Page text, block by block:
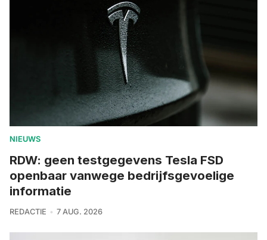
NIEUWS
RDW: geen testgegevens Tesla FSD
openbaar vanwege bedrijfsgevoelige
informatie
REDACTIE 7 AUG. 2026